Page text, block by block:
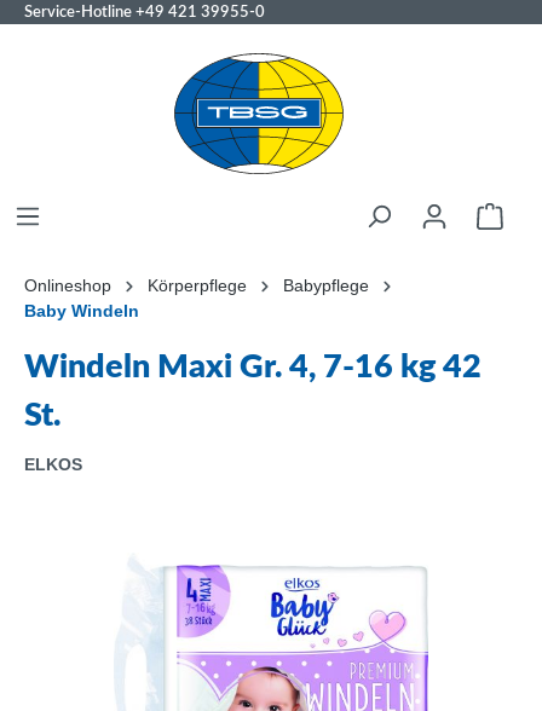
Service-Hotline +49 421 39955-0
Onlineshop Körperpflege
Babypflege
Baby Windeln
Windeln Maxi Gr. 4, 7-16 kg 42
St.
ELKOS